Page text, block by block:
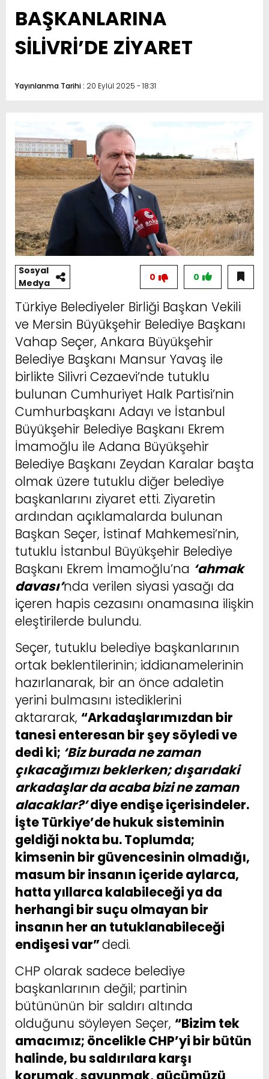
BAŞKANLARINA
SİLİVRİ’DE ZİYARET
Yayınlanma Tarihi : 20 Eylül 2025 - 18:31
Sosyal
Medya
0
0
Türkiye Belediyeler Birliği Başkan Vekili
ve Mersin Büyükşehir Belediye Başkanı
Vahap Seçer, Ankara Büyükşehir
Belediye Başkanı Mansur Yavaş ile
birlikte Silivri Cezaevi’nde tutuklu
bulunan Cumhuriyet Halk Partisi’nin
Cumhurbaşkanı Adayı ve İstanbul
Büyükşehir Belediye Başkanı Ekrem
İmamoğlu ile Adana Büyükşehir
Belediye Başkanı Zeydan Karalar başta
olmak üzere tutuklu diğer belediye
başkanlarını ziyaret etti. Ziyaretin
ardından açıklamalarda bulunan
Başkan Seçer, İstinaf Mahkemesi’nin,
tutuklu İstanbul Büyükşehir Belediye
Başkanı Ekrem İmamoğlu’na ‘ahmak
davası’nda verilen siyasi yasağı da
içeren hapis cezasını onamasına ilişkin
eleştirilerde bulundu.
Seçer, tutuklu belediye başkanlarının
ortak beklentilerinin; iddianamelerinin
hazırlanarak, bir an önce adaletin
yerini bulmasını istediklerini
aktararak, “Arkadaşlarımızdan bir
tanesi enteresan bir şey söyledi ve
dedi ki; ‘Biz burada ne zaman
çıkacağımızı beklerken; dışarıdaki
arkadaşlar da acaba bizi ne zaman
alacaklar?’diye endişe içerisindeler.
İşte Türkiye’de hukuk sisteminin
geldiği nokta bu. Toplumda;
kimsenin bir güvencesinin olmadığı,
masum bir insanın içeride aylarca,
hatta yıllarca kalabileceği ya da
herhangi bir suçu olmayan bir
insanın her an tutuklanabileceği
endişesi var”dedi.
CHP olarak sadece belediye
başkanlarının değil; partinin
bütününün bir saldırı altında
olduğunu söyleyen Seçer, “Bizim tek
amacımız; öncelikle CHP’yi bir bütün
halinde, bu saldırılara karşı